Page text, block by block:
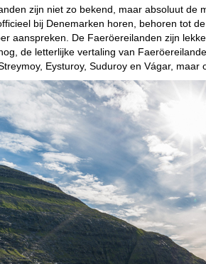
zijn niet zo bekend, maar absoluut de
bij Denemarken horen, behoren tot de
aanspreken. De Faeröereilanden zijn
de letterlijke vertaling van
Eysturoy, Suduroy en Vágar, maar